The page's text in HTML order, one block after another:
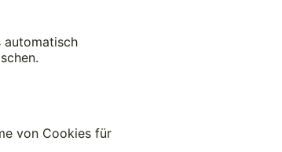
automatisch
von Cookies für